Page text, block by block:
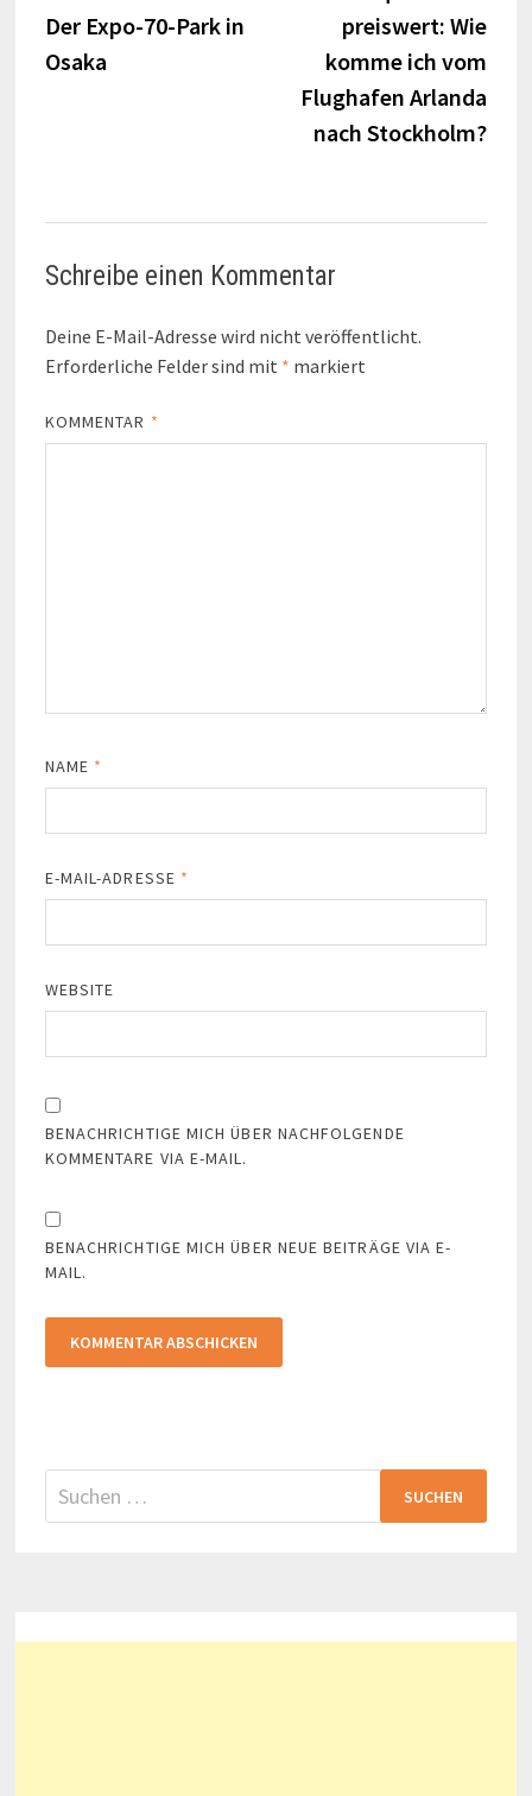
Der Expo-70-Park in
Osaka
preiswert: Wie
komme ich vom
Flughafen Arlanda
nach Stockholm?
Schreibe einen Kommentar
Deine E-Mail-Adresse wird nicht veröffentlicht.
Erforderliche Felder sind mit * markiert
KOMMENTAR *
NAME *
E-MAIL-ADRESSE *
WEBSITE
BENACHRICHTIGE MICH ÜBER NACHFOLGENDE
KOMMENTARE VIA E-MAIL.
BENACHRICHTIGE MICH ÜBER NEUE BEITRÄGE VIA E-
MAIL.
Suchen
nach: